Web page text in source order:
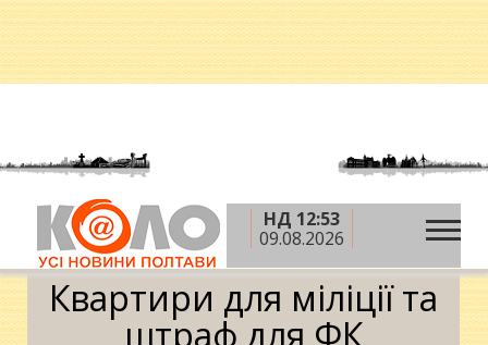
НД 12:53
09.08.2026
Головна » Новини »
Квартири для міліції та
штраф для ФК "Полтава": новини у Полтаві рік тому
Квартири для міліції та
штраф для ФК